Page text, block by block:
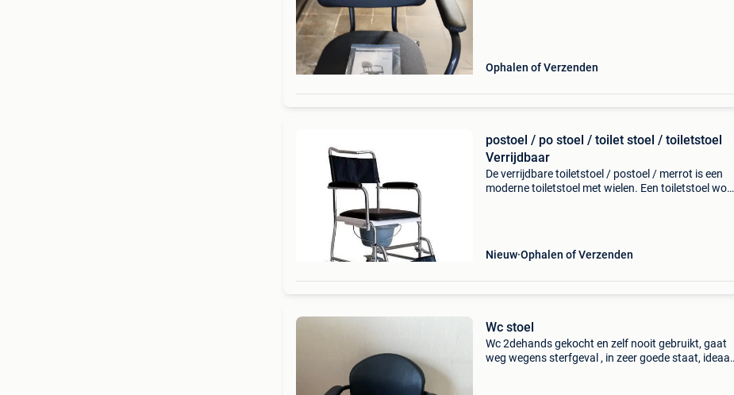
Ophalen of Verzenden
postoel / po stoel / toilet stoel / toiletstoel
Verrijdbaar
De verrijdbare toiletstoel / postoel / merrot is een
moderne toiletstoel met wielen. Een toiletstoel word
Nieuw Ophalen of Verzenden
Wc stoel
Wc 2dehands gekocht en zelf nooit gebruikt, gaat
weg wegens sterfgeval , in zeer goede staat, ideaal